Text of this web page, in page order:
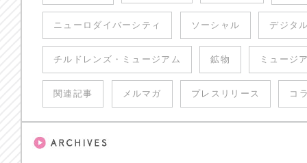
ニューロダイバーシティ ソーシャル デジタ
チルドレンズ・ミュージアム 鉱物 ミュージ
関連記事 メルマガ プレスリリース コ